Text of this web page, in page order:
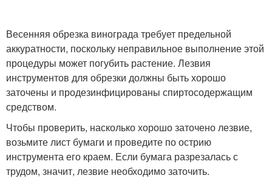
Весенняя обрезка винограда требует предельной
аккуратности, поскольку неправильное выполнение этой
процедуры может погубить растение. Лезвия
инструментов для обрезки должны быть хорошо
заточены и продезинфицированы спиртосодержащим
средством.
Чтобы проверить, насколько хорошо заточено лезвие,
возьмите лист бумаги и проведите по острию
инструмента его краем. Если бумага разрезалась с
трудом, значит, лезвие необходимо заточить.